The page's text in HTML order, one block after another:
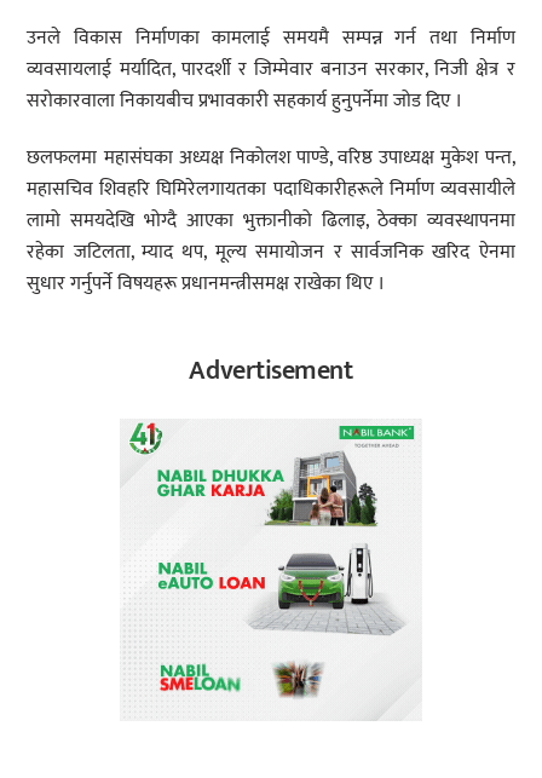
उनले विकास निर्माणका कामलाई समयमै सम्पन्न गर्न तथा निर्माण
व्यवसायलाई मर्यादित, पारदर्शी र जिम्मेवार बनाउन सरकार, निजी क्षेत्र र
सरोकारवाला निकायबीच प्रभावकारी सहकार्य हुनुपर्नेमा जोड दिए ।
छलफलमा महासंघका अध्यक्ष निकोलश पाण्डे, वरिष्ठ उपाध्यक्ष मुकेश पन्त,
महासचिव शिवहरि घिमिरेलगायतका पदाधिकारीहरूले निर्माण व्यवसायीले
लामो समयदेखि भोग्दै आएका भुक्तानीको ढिलाइ, ठेक्का व्यवस्थापनमा
रहेका जटिलता, म्याद थप, मूल्य समायोजन र सार्वजनिक खरिद ऐनमा
सुधार गर्नुपर्ने विषयहरू प्रधानमन्त्रीसमक्ष राखेका थिए ।
Advertisement